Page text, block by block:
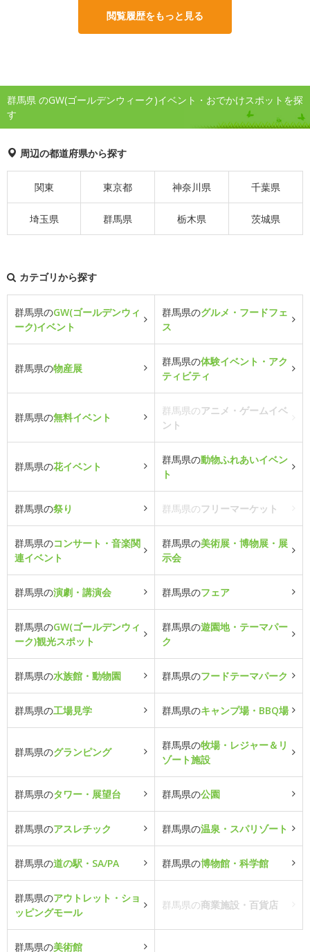
閲覧履歴をもっと見る
群馬県 のGW(ゴールデンウィーク)イベント・おでかけスポットを探
す
周辺の都道府県から探す
関東 東京都 神奈川県 千葉県
埼玉県 群馬県 栃木県 茨城県
カテゴリから探す
群馬県のGW(ゴールデンウィ
ーク)イベント
群馬県のグルメ・フードフェ
ス
群馬県の物産展
群馬県の体験イベント・アク
ティビティ
群馬県の無料イベント
群馬県のアニメ・ゲームイベ
ント
群馬県の花イベント
群馬県の動物ふれあいイベン
ト
群馬県の祭り 群馬県のフリーマーケット
群馬県のコンサート・音楽関
連イベント
群馬県の美術展・博物展・展
示会
群馬県の演劇・講演会 群馬県のフェア
群馬県のGW(ゴールデンウィ
ーク)観光スポット
群馬県の遊園地・テーマパー
ク
群馬県の水族館・動物園 群馬県のフードテーマパーク
群馬県の工場見学 群馬県のキャンプ場・BBQ場
群馬県のグランピング
群馬県の牧場・レジャー＆リ
ゾート施設
群馬県のタワー・展望台 群馬県の公園
群馬県のアスレチック 群馬県の温泉・スパリゾート
群馬県の道の駅・SA/PA 群馬県の博物館・科学館
群馬県のアウトレット・ショ
ッピングモール
群馬県の商業施設・百貨店
群馬県の美術館